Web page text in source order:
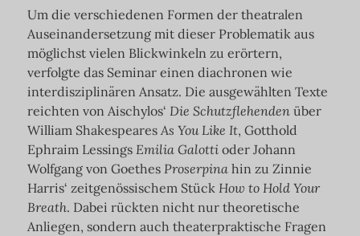
Um die verschiedenen Formen der theatralen
Auseinandersetzung mit dieser Problematik aus
möglichst vielen Blickwinkeln zu erörtern,
verfolgte das Seminar einen diachronen wie
interdisziplinären Ansatz. Die ausgewählten Texte
reichten von Aischylos‘ Die Schutzflehendenüber
William Shakespeares As You Like It, Gotthold
Ephraim Lessings Emilia Galottioder Johann
Wolfgang von Goethes Proserpinahin zu Zinnie
Harris‘ zeitgenössischem Stück How to Hold Your
Breath. Dabei rückten nicht nur theoretische
Anliegen, sondern auch theaterpraktische Fragen